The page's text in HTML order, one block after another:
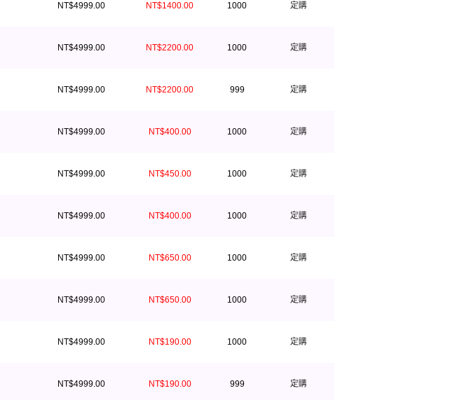
NT$4999.00 NT$1400.00 1000 定購
NT$4999.00 NT$2200.00 1000 定購
NT$4999.00 NT$2200.00 999 定購
NT$4999.00 NT$400.00 1000 定購
NT$4999.00 NT$450.00 1000 定購
NT$4999.00 NT$400.00 1000 定購
NT$4999.00 NT$650.00 1000 定購
NT$4999.00 NT$650.00 1000 定購
NT$4999.00 NT$190.00 1000 定購
NT$4999.00 NT$190.00 999 定購